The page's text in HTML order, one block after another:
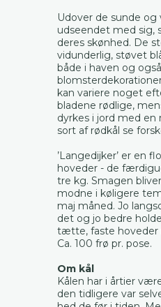
Udover de sunde
udseendet med sig,
deres skønhed. De
vidunderlig, støvet
både i haven og
kan variere noget
bladene rødlige,
dyrkes i jord med
sort af rødkål se
’Langedijker’ er en
hoveder - de
tre kg. Smagen
modne i køligere
maj måned. Jo
det og jo bedre
tætte, faste hoveder
Ca. 100 frø pr. pose.
Om kål
Kålen har i årtier
den tidligere var